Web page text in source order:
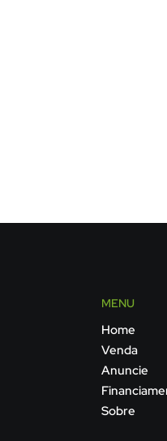
MENU
Home
Venda
Anuncie
Sobre